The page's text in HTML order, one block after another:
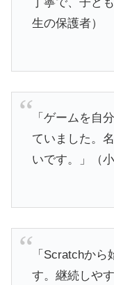
生の保護者）
「ゲームを自
ていました。
いです。」（
「Scratchか
す。継続しや